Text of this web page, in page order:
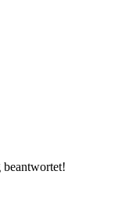
beantwortet!